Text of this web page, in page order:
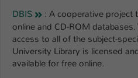
DBIS
: A cooperative project
online and CD-ROM
access to all of the subject-
University Library is licensed
available for free online.